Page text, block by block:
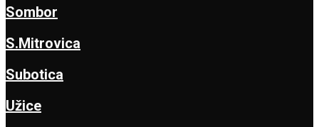
Sombor
S.Mitrovica
Subotica
Užice